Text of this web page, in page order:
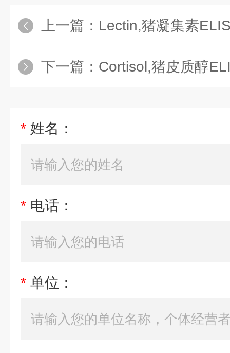
上一篇： Lectin,猪凝集素
下一篇： Cortisol,猪皮质醇
* 姓名：
* 电话：
* 单位：